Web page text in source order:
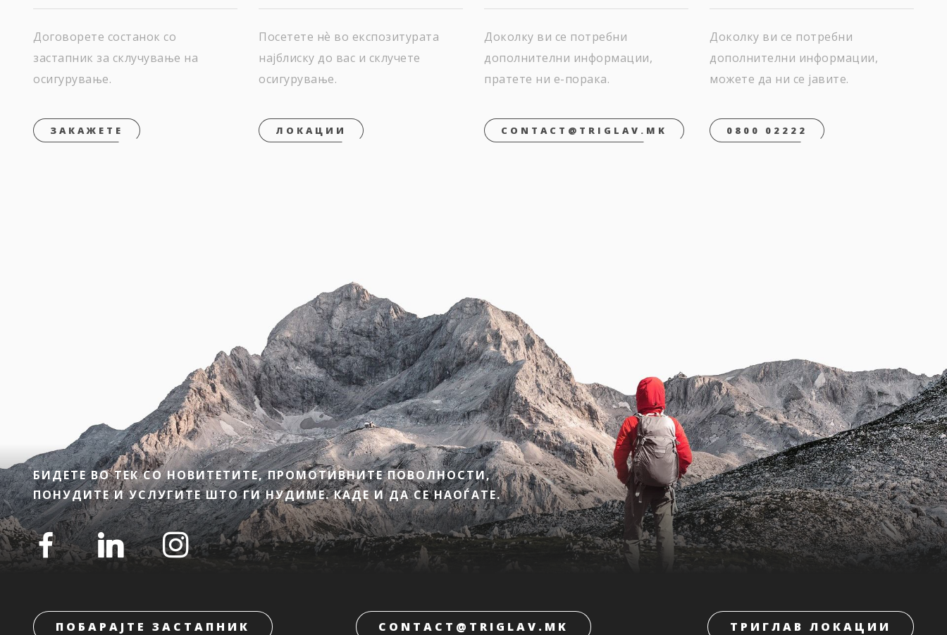
Договорете состанок со
застапник за склучување на
осигурување.
ЗАКАЖЕТЕ
Посетете нѐ во експозитурата
најблиску до вас и склучете
осигурување.
ЛОКАЦИИ
Доколку ви се потребни
дополнителни информации,
пратете ни е-порака.
CONTACT@TRIGLAV.MK
Доколку ви се потребни
дополнителни информации,
можете да ни се јавите.
0800 02222
БИДЕТЕ ВО ТЕК СО НОВИТЕТИТЕ, ПРОМОТИВНИТЕ ПОВОЛНОСТИ,
ПОНУДИТЕ И УСЛУГИТЕ ШТО ГИ НУДИМЕ. КАДЕ И ДА СЕ НАОЃАТЕ.
ПОБАРАЈТЕ ЗАСТАПНИК CONTACT@TRIGLAV.MK ТРИГЛАВ ЛОКАЦИИ